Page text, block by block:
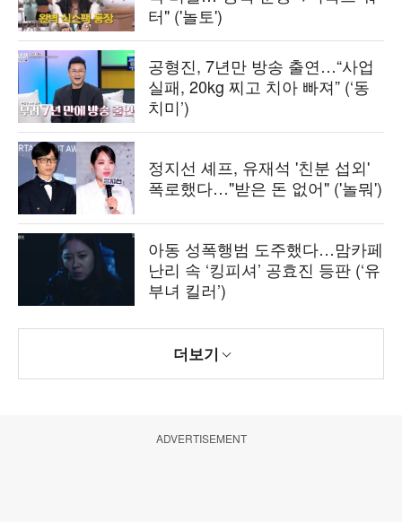
터" ('놀토')
공형진, 7년만 방송 출연…“사업
실패, 20kg 찌고 치아 빠져” (‘동
치미’)
정지선 셰프, 유재석 '친분 섭외'
폭로했다…"받은 돈 없어" ('놀뭐')
아동 성폭행범 도주했다…맘카페
난리 속 ‘킹피셔’ 공효진 등판 (‘유
부녀 킬러’)
더보기
ADVERTISEMENT